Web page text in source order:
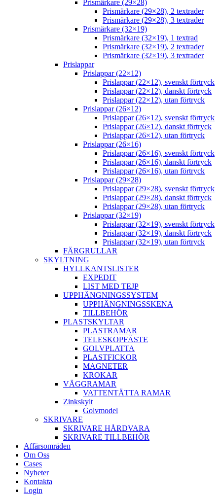
Prismärkare (29×28)
Prismärkare (29×28), 2 textrader
Prismärkare (29×28), 3 textrader
Prismärkare (32×19)
Prismärkare (32×19), 1 textrad
Prismärkare (32×19), 2 textrader
Prismärkare (32×19), 3 textrader
Prislappar
Prislappar (22×12)
Prislappar (22×12), svenskt förtryck
Prislappar (22×12), danskt förtryck
Prislappar (22×12), utan förtryck
Prislappar (26×12)
Prislappar (26×12), svenskt förtryck
Prislappar (26×12), danskt förtryck
Prislappar (26×12), utan förtryck
Prislappar (26×16)
Prislappar (26×16), svenskt förtryck
Prislappar (26×16), danskt förtryck
Prislappar (26×16), utan förtryck
Prislappar (29×28)
Prislappar (29×28), svenskt förtryck
Prislappar (29×28), danskt förtryck
Prislappar (29×28), utan förtryck
Prislappar (32×19)
Prislappar (32×19), svenskt förtryck
Prislappar (32×19), danskt förtryck
Prislappar (32×19), utan förtryck
FÄRGRULLAR
SKYLTNING
HYLLKANTSLISTER
EXPEDIT
LIST MED TEJP
UPPHÄNGNINGSSYSTEM
UPPHÄNGNINGSSKENA
TILLBEHÖR
PLASTSKYLTAR
PLASTRAMAR
TELESKOPFÄSTE
GOLVPLATTA
PLASTFICKOR
MAGNETER
KROKAR
VÄGGRAMAR
VATTENTÄTTA RAMAR
Zinkskylt
Golvmodel
SKRIVARE
SKRIVARE HÅRDVARA
SKRIVARE TILLBEHÖR
Affärsområden
Om Oss
Cases
Nyheter
Kontakta
Login